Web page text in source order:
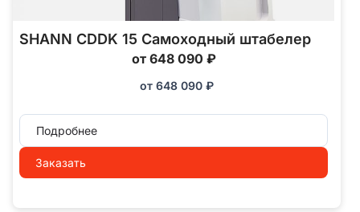
SHANN CDDK 15 Самоходный штабелер
от 648 090 ₽
от 648 090 ₽
Подробнее
Заказать